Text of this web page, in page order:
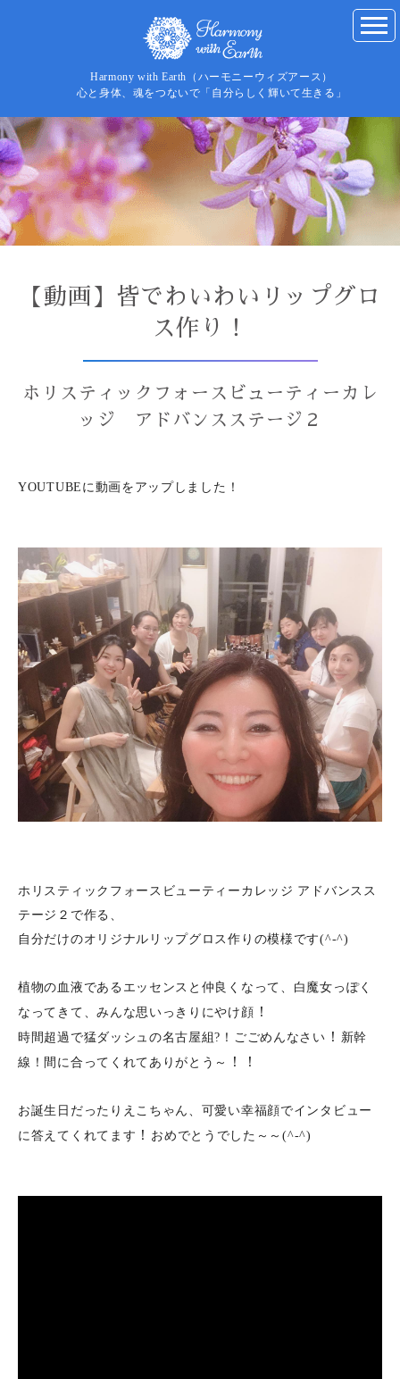
Harmony with Earth（ハーモニーウィズアース）
心と身体、魂をつないで「自分らしく輝いて生きる」
【動画】皆でわいわいリップグロ
ス作り！
ホリスティックフォースビューティーカレ
ッジ アドバンスステージ２
YOUTUBEに動画をアップしました！
ホリスティックフォースビューティーカレッジ アドバンスス
テージ２で作る、
自分だけのオリジナルリップグロス作りの模様です(^-^)
植物の血液であるエッセンスと仲良くなって、白魔女っぽく
なってきて、みんな思いっきりにやけ顔 ！
時間超過で猛ダッシュの名古屋組?！ごごめんなさい ！ 新幹
線！間に合ってくれてありがとう～
！！
お誕生日だったりえこちゃん、可愛い幸福顔でインタビュー
に答えてくれてます ！ おめでとうでした～～(^-^)